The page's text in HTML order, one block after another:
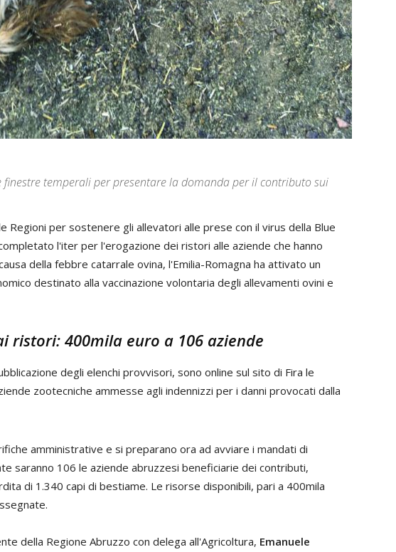
finestre temperali per presentare la domanda per il contributo sui
Regioni per sostenere gli allevatori alle prese con il virus della Blue
l'iter per l'erogazione dei ristori alle aziende che hanno
della febbre catarrale ovina, l'Emilia-Romagna ha attivato un
destinato alla vaccinazione volontaria degli allevamenti ovini e
ristori: 400mila euro a 106 aziende
degli elenchi provvisori, sono online sul sito di Fira le
zootecniche ammesse agli indennizzi per i danni provocati dalla
amministrative e si preparano ora ad avviare i mandati di
saranno 106 le aziende abruzzesi beneficiarie dei contributi,
di 1.340 capi di bestiame. Le risorse disponibili, pari a 400mila
della Regione Abruzzo con delega all'Agricoltura, Emanuele